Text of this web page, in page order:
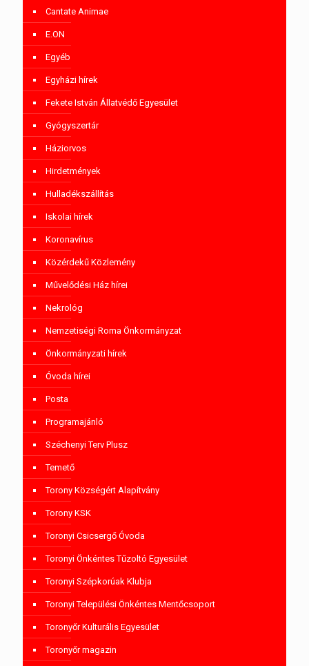
Cantate Animae
E.ON
Egyéb
Egyházi hírek
Fekete István Állatvédő Egyesület
Gyógyszertár
Háziorvos
Hirdetmények
Hulladékszállítás
Iskolai hírek
Koronavírus
Közérdekű Közlemény
Művelődési Ház hírei
Nekrológ
Nemzetiségi Roma Önkormányzat
Önkormányzati hírek
Óvoda hírei
Posta
Programajánló
Széchenyi Terv Plusz
Temető
Torony Községért Alapítvány
Torony KSK
Toronyi Csicsergő Óvoda
Toronyi Önkéntes Tűzoltó Egyesület
Toronyi Szépkorúak Klubja
Toronyi Települési Önkéntes Mentőcsoport
Toronyőr Kulturális Egyesület
Toronyőr magazin